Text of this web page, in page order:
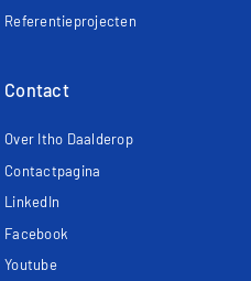
Referentieprojecten
Contact
Over Itho Daalderop
Contactpagina
LinkedIn
Facebook
Youtube